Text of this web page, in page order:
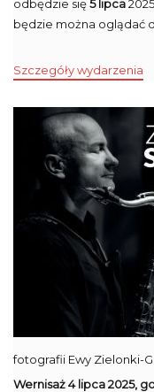
odbędzie się5 lipca
będzie można oglądać
Szczegóły wydarzenia
fotografii Ewy Zielonki-
Wernisaż 4 lipca 2025,